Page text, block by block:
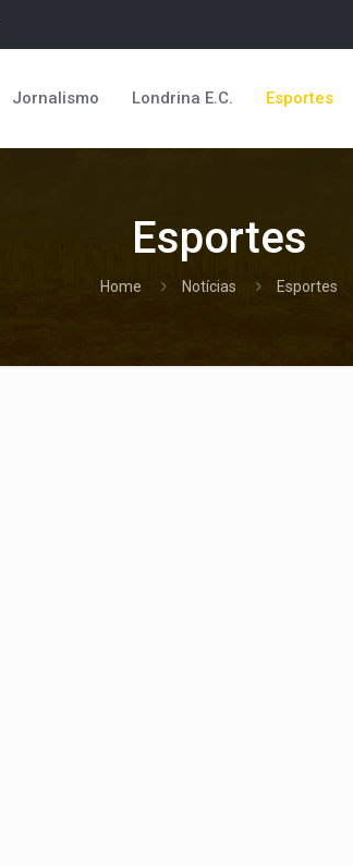
Jornalismo Londrina E.C. Esportes
Esportes
Home Notícias Esportes